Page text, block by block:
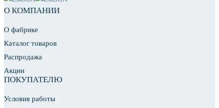
О КОМПАНИИ
О фабрике
Каталог товаров
Распродажа
Акции
ПОКУПАТЕЛЮ
Условия работы